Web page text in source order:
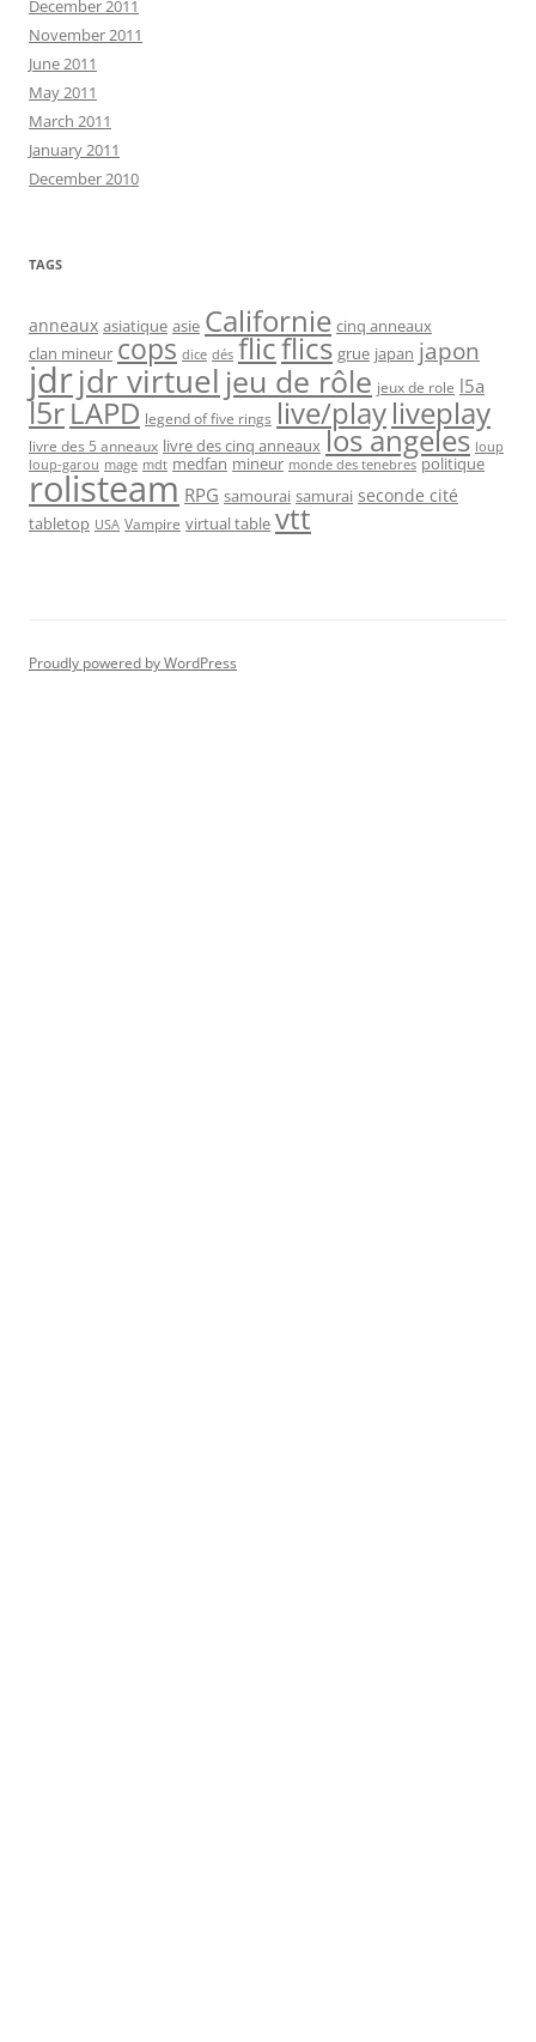
December 2011
November 2011
June 2011
May 2011
March 2011
January 2011
December 2010
TAGS
anneaux asiatique asie Californie cinq anneaux
clan mineur cops dice dés flicflics grue japan japon
jdrjdr virtuel jeu de rôle jeux de role l5a
l5rLAPD legend of five rings live/playliveplay
livre des 5 anneaux livre des cinq anneaux los angeles loup
loup-garou mage mdt medfan mineur monde des tenebres politique
rolisteam RPG samourai samurai seconde cité
tabletop USA Vampire virtual table vtt
Proudly powered by WordPress